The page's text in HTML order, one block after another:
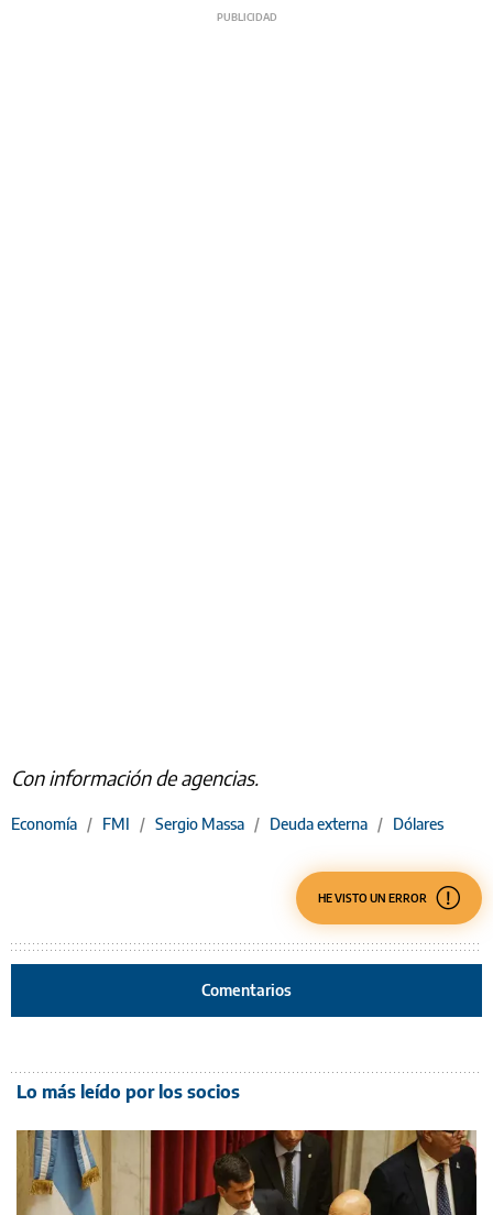
Con información de agencias.
Economía / FMI / Sergio Massa / Deuda externa / Dólares
HE VISTO UN ERROR
Comentarios
Lo más leído por los socios